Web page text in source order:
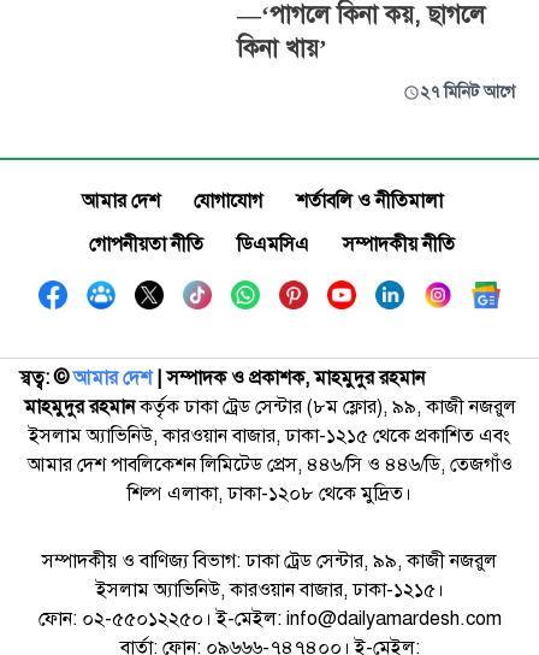
—‘পাগলে কিনা কয়, ছাগলে
কিনা খায়’
২৭ মিনিট আগে
আমার দেশ যোগাযোগ
শর্তাবলি ও নীতিমালা
গোপনীয়তা নীতি
ডিএমসিএ সম্পাদকীয় নীতি
স্বত্ব: ©️আমার দেশ| সম্পাদক ও প্রকাশক, মাহমুদুর রহমান
মাহমুদুর রহমানকর্তৃক ঢাকা ট্রেড সেন্টার (৮ম ফ্লোর), ৯৯, কাজী নজরুল
ইসলাম অ্যাভিনিউ, কারওয়ান বাজার, ঢাকা-১২১৫ থেকে প্রকাশিত এবং
আমার দেশ পাবলিকেশন লিমিটেড প্রেস, ৪৪৬/সি ও ৪৪৬/ডি, তেজগাঁও
শিল্প এলাকা, ঢাকা-১২০৮ থেকে মুদ্রিত।
সম্পাদকীয় ও বাণিজ্য বিভাগ: ঢাকা ট্রেড সেন্টার, ৯৯, কাজী নজরুল
ইসলাম অ্যাভিনিউ, কারওয়ান বাজার, ঢাকা-১২১৫।
ফোন: ০২-৫৫০১২২৫০। ই-মেইল: info@dailyamardesh.com
বার্তা: ফোন: ০৯৬৬৬-৭৪৭৪০০। ই-মেইল: